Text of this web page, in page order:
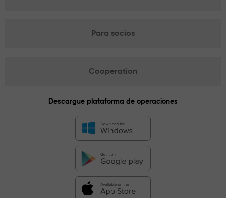
Para socios
Cooperation
Descargue plataforma de operaciones